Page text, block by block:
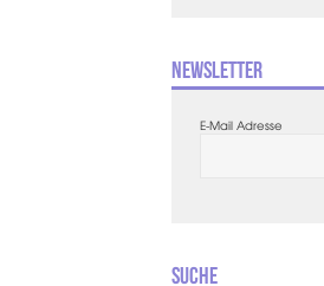
Newsletter
E-Mail Adresse
Suche